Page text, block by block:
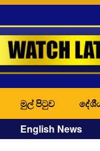
මුල් පිටුව
English News